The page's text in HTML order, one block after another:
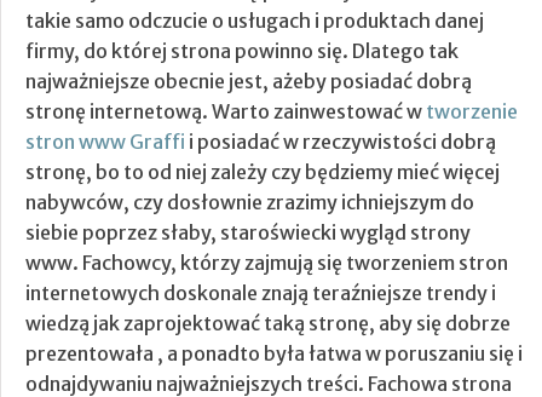
takie samo odczucie o usługach i produktach danej
firmy, do której strona powinno się. Dlatego tak
najważniejsze obecnie jest, ażeby posiadać dobrą
stronę internetową. Warto zainwestować w tworzenie
stron www Graffi i posiadać w rzeczywistości dobrą
stronę, bo to od niej zależy czy będziemy mieć więcej
nabywców, czy dosłownie zrazimy ichniejszym do
siebie poprzez słaby, staroświecki wygląd strony
www. Fachowcy, którzy zajmują się tworzeniem stron
internetowych doskonale znają teraźniejsze trendy i
wiedzą jak zaprojektować taką stronę, aby się dobrze
prezentowała , a ponadto była łatwa w poruszaniu się i
odnajdywaniu najważniejszych treści. Fachowa strona